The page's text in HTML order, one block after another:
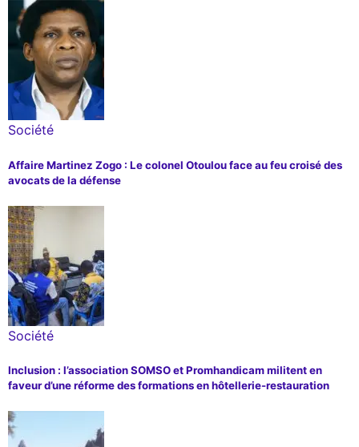
Société
Affaire Martinez Zogo : Le colonel Otoulou face au feu croisé des
avocats de la défense
Société
Inclusion : l’association SOMSO et Promhandicam militent en
faveur d’une réforme des formations en hôtellerie-restauration